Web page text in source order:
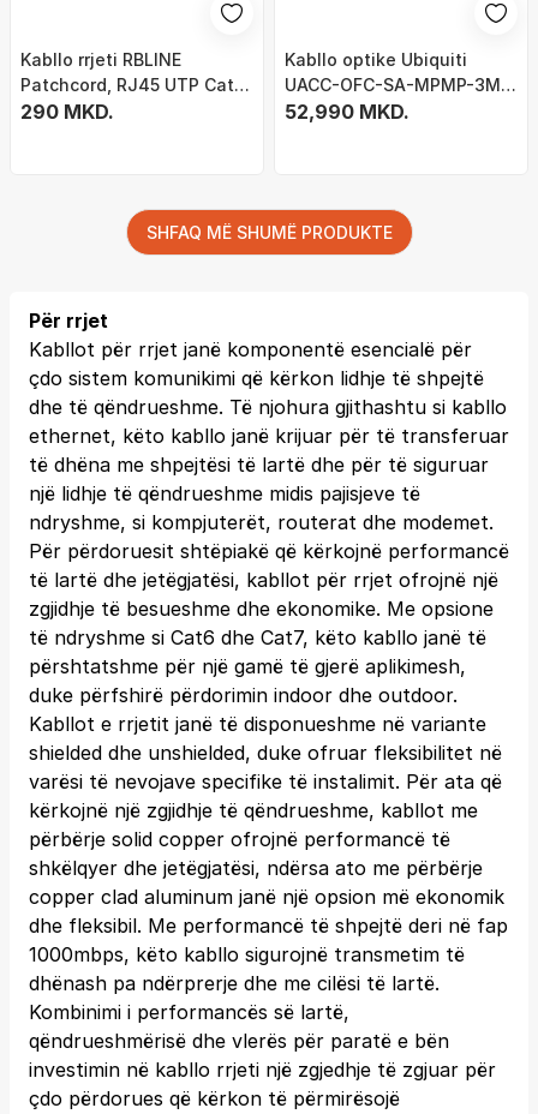
Kabllo rrjeti RBLINE
Patchcord, RJ45 UTP Cat
5e, 1.8m, e gjelbër
290 MKD.
Kabllo optike Ubiquiti
UACC-OFC-SA-MPMP-3M-
10, 3m, OS2 single mode, e
52,990 MKD.
SHFAQ MË SHUMË PRODUKTE
Për rrjet
Kabllot për rrjet janë komponentë esencialë për
çdo sistem komunikimi që kërkon lidhje të shpejtë
dhe të qëndrueshme. Të njohura gjithashtu si kabllo
ethernet, këto kabllo janë krijuar për të transferuar
të dhëna me shpejtësi të lartë dhe për të siguruar
një lidhje të qëndrueshme midis pajisjeve të
ndryshme, si kompjuterët, routerat dhe modemet.
Për përdoruesit shtëpiakë që kërkojnë performancë
të lartë dhe jetëgjatësi, kabllot për rrjet ofrojnë një
zgjidhje të besueshme dhe ekonomike. Me opsione
të ndryshme si Cat6 dhe Cat7, këto kabllo janë të
përshtatshme për një gamë të gjerë aplikimesh,
duke përfshirë përdorimin indoor dhe outdoor.
Kabllot e rrjetit janë të disponueshme në variante
shielded dhe unshielded, duke ofruar fleksibilitet në
varësi të nevojave specifike të instalimit. Për ata që
kërkojnë një zgjidhje të qëndrueshme, kabllot me
përbërje solid copper ofrojnë performancë të
shkëlqyer dhe jetëgjatësi, ndërsa ato me përbërje
copper clad aluminum janë një opsion më ekonomik
dhe fleksibil. Me performancë të shpejtë deri në fap
1000mbps, këto kabllo sigurojnë transmetim të
dhënash pa ndërprerje dhe me cilësi të lartë.
Kombinimi i performancës së lartë,
qëndrueshmërisë dhe vlerës për paratë e bën
investimin në kabllo rrjeti një zgjedhje të zgjuar për
çdo përdorues që kërkon të përmirësojë